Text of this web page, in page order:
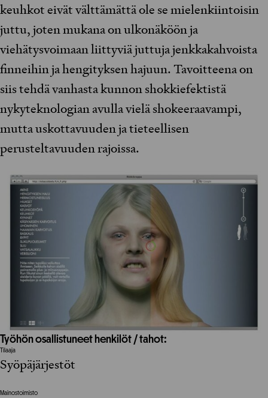
keuhkot eivät välttämättä ole se mielenkiintoisin
juttu, joten mukana on ulkonäköön ja
viehätysvoimaan liittyviä juttuja jenkkakahvoista
finneihin ja hengityksen hajuun. Tavoitteena on
siis tehdä vanhasta kunnon shokkiefektistä
nykyteknologian avulla vielä shokeeraavampi,
mutta uskottavuuden ja tieteellisen
perusteltavuuden rajoissa.
Työhön osallistuneet henkilöt / tahot:
Tilaaja
Syöpäjärjestöt
Mainostoimisto